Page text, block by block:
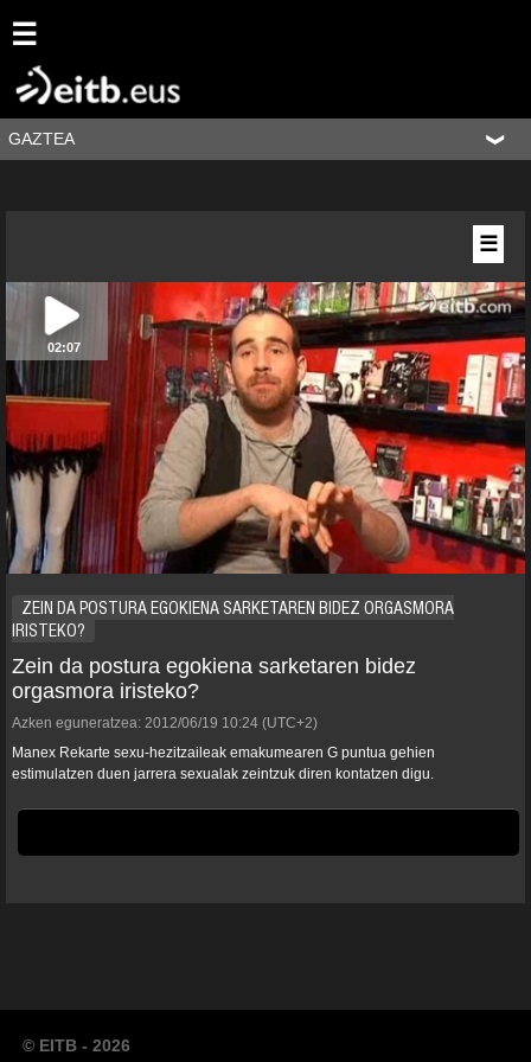
☰
GAZTEA
02:07
ZEIN DA POSTURA EGOKIENA SARKETAREN BIDEZ ORGASMORA
IRISTEKO?
Zein da postura egokiena sarketaren bidez
orgasmora iristeko?
Azken eguneratzea: 2012/06/19 10:24 (UTC+2)
Manex Rekarte sexu-hezitzaileak emakumearen G puntua gehien
estimulatzen duen jarrera sexualak zeintzuk diren kontatzen digu.
☰
© EITB - 2026